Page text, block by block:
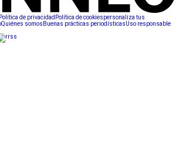
Política de privacidad Política de cookiespersonaliza tus
Quiénes somos Buenas prácticas periodísticasUso responsable